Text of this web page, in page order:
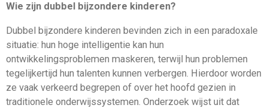
Wie zijn dubbel bijzondere kinderen?
Dubbel bijzondere kinderen bevinden zich in een paradoxale
situatie: hun hoge intelligentie kan hun
ontwikkelingsproblemen maskeren, terwijl hun problemen
tegelijkertijd hun talenten kunnen verbergen. Hierdoor worden
ze vaak verkeerd begrepen of over het hoofd gezien in
traditionele onderwijssystemen. Onderzoek wijst uit dat